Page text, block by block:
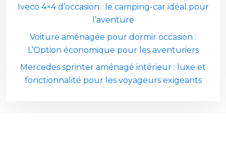
Iveco 4×4 d’occasion : le camping-car idéal pour
l’aventure
Voiture aménagée pour dormir occasion :
L’Option économique pour les aventuriers
Mercedes sprinter aménagé intérieur : luxe et
fonctionnalité pour les voyageurs exigeants